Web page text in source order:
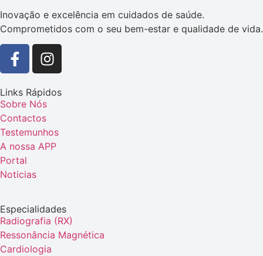
Inovação e excelência em cuidados de saúde.
Comprometidos com o seu bem-estar e qualidade de vida.
Links Rápidos
Sobre Nós
Contactos
Testemunhos
A nossa APP
Portal
Noticias
Especialidades
Radiografia (RX)
Ressonância Magnética
Cardiologia